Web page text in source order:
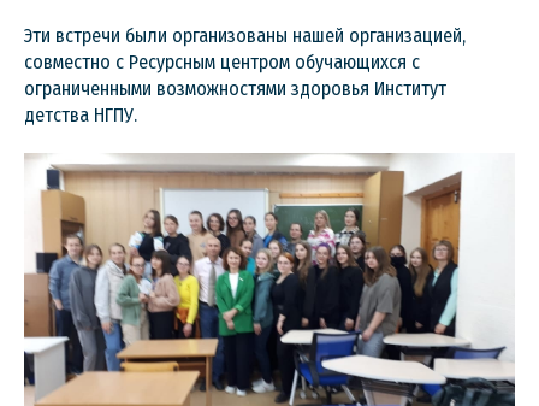
Эти встречи были организованы нашей организацией,
совместно с Ресурсным центром обучающихся с
ограниченными возможностями здоровья Институт
детства НГПУ.